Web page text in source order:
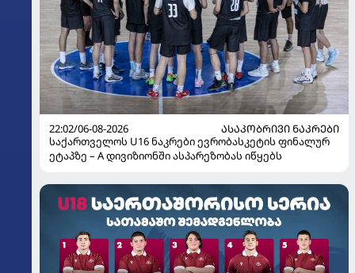
22:02/06-08-2026
ᲐᲡᲐᲙᲝᲑᲠᲘᲕᲘ ᲜᲐᲙᲠᲔᲑᲘ
საქართველოს U16 ნაკრები ევრობასკეტის ფინალურ
ეტაპზე – A დივიზიონში ასპარეზობას იწყებს